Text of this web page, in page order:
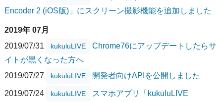
Encoder 2 (iOS版)」にスクリーン撮影機能を追加しました
2019年 07月
2019/07/31
kukuluLIVE
Chrome76にアップデートしたらサ
イトが黒くなった方へ
2019/07/27
kukuluLIVE 開発者向けAPIを公開しました
2019/07/24 kukuluLIVE
スマホアプリ「kukuluLIVE